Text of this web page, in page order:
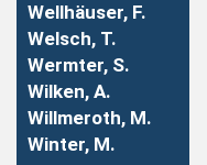
Wellhäuser, F.
Welsch, T.
Wermter, S.
Wilken, A.
Willmeroth, M.
Winter, M.